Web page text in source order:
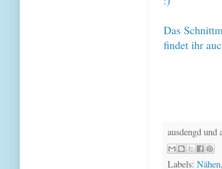
Das
findet ihr
ausdengd
Labels: Nähen